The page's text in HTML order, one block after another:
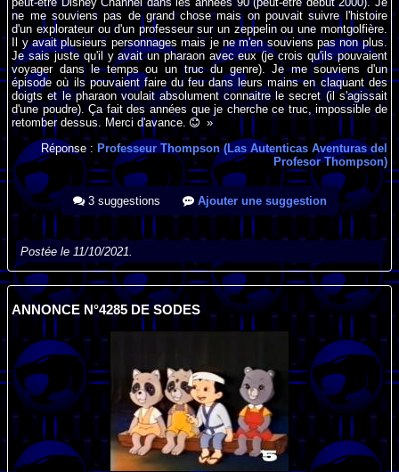
ne me souviens pas de grand chose mais on pouvait suivre l'histoire
d'un explorateur ou d'un professeur sur un zeppelin ou une montgolfière.
Il y avait plusieurs personnages mais je ne m'en souviens pas non plus.
Je sais juste qu'il y avait un pharaon avec eux (je crois qu'ils pouvaient
voyager dans le temps ou un truc du genre). Je me souviens d'un
épisode où ils pouvaient faire du feu dans leurs mains en claquant des
doigts et le pharaon voulait absolument connaitre le secret (il s'agissait
d'une poudre). Ça fait des années que je cherche ce truc, impossible de
retomber dessus. Merci d'avance.
»
Réponse : Professeur Thompson (Las Autenticas Aventuras del
Profesor Thompson)
3 suggestions Ajouter une suggestion
Postée le 11/10/2021.
ANNONCE N°4285 DE SODES